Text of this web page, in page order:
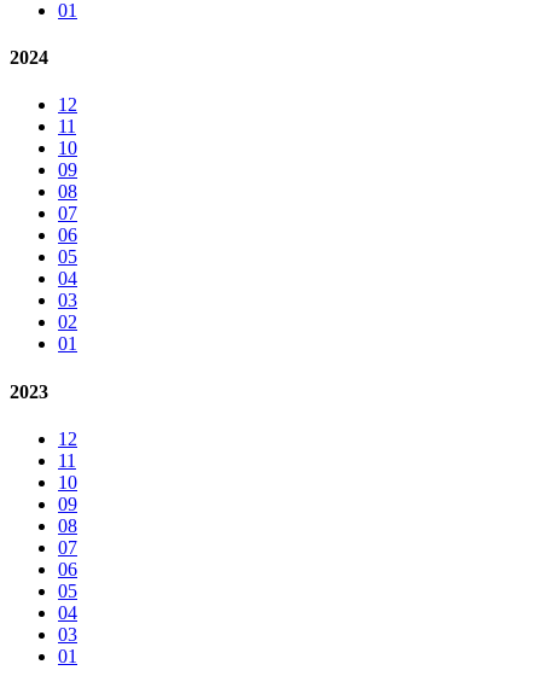
01
2024
12
11
10
09
08
07
06
05
04
03
02
01
2023
12
11
10
09
08
07
06
05
04
03
01